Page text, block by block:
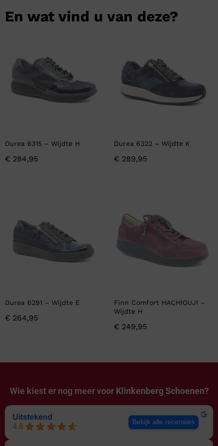
En wat vind u van deze?
Durea 6315 – Wijdte H
€ 284,95
Durea 6322 – Wijdte K
€ 289,95
Durea 6291 – Wijdte E
€ 264,95
Finn Comfort HACHIOUJI –
Wijdte H
€ 249,95
Wie kiest er nog meer voor Klinkenberg Schoenen?
Uitstekend
4.6
Bekijk alle recensies